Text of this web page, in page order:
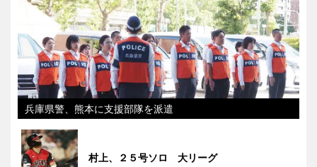
兵庫県警、熊本に支援部隊を派遣
村上、２５号ソロ 大リーグ